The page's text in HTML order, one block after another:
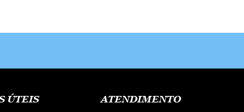
ÚTEIS
ATENDIMENTO